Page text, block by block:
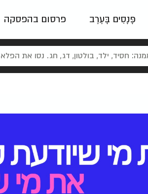
פָּנָסִים בָּעֶרֶב פרסום בהפסקה
נוסטלגי כרזות